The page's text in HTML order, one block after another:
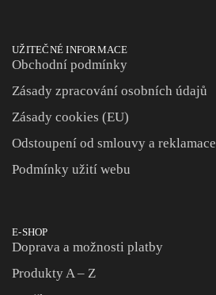
UŽITEČNÉ INFORMACE
Obchodní podmínky
Zásady zpracování osobních údajů
Zásady cookies (EU)
Odstoupení od smlouvy a reklamace
Podmínky užití webu
E-SHOP
Doprava a možnosti platby
Produkty A – Z